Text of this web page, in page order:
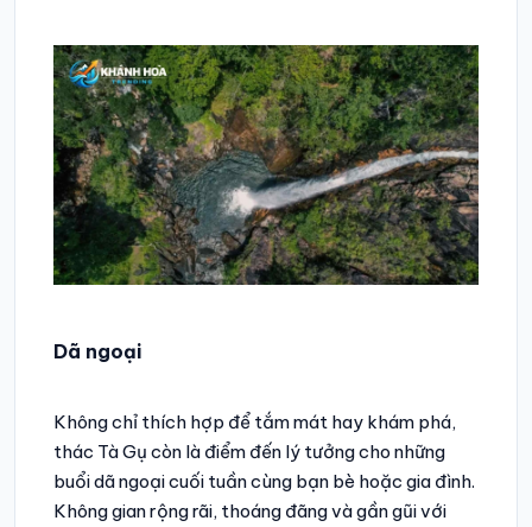
Dã ngoại
Không chỉ thích hợp để tắm mát hay khám phá,
thác Tà Gụ còn là điểm đến lý tưởng cho những
buổi dã ngoại cuối tuần cùng bạn bè hoặc gia đình.
Không gian rộng rãi, thoáng đãng và gần gũi với